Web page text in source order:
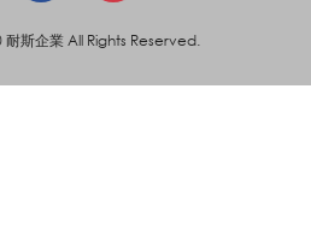
斯企業 All Rights Reserved.